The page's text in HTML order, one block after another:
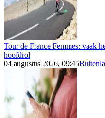
Tour de France Femmes: vaak
hoofdrol
04 augustus 2026, 09:45